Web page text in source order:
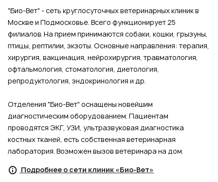
"Био-Вет" - сеть круглосуточных ветеринарных клиник в
Москве и Подмосковье. Всего функционирует 25
филиалов. На прием принимаются собаки, кошки, грызуны,
птицы, рептилии, экзоты. Основные направления: терапия,
хирургия, вакцинация, нейрохирургия, травматология,
офтальмология, стоматология, диетология,
репродуктология, эндокринология и др.
Отделения "Био-Вет" оснащены новейшим
диагностическим оборудованием. Пациентам
проводятся ЭКГ, УЗИ, ультразвуковая диагностика
костных тканей, есть собственная ветеринарная
лаборатория. Возможен вызов ветеринара на дом.
Подробнее о сети клиник «Био-Вет»